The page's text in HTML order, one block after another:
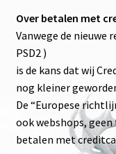
Over betalen met
Vanwege de nieuwe
PSD2 )
is de kans dat wij
nog kleiner
De “Europese
ook webshops,
betalen met